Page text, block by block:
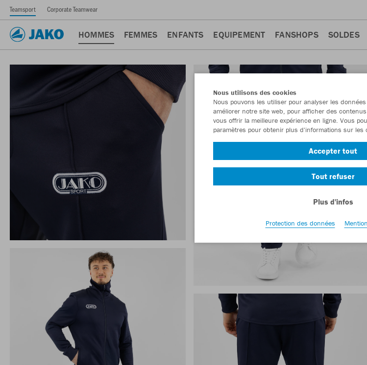
Teamsport Corporate Teamwear
HOMMES FEMMES ENFANTS EQUIPEMENT FANSHOPS SOLDES
Nous utilisons des cookies
Nous pouvons les utiliser pour analyser les
améliorer notre site web, pour afficher des
vous offrir la meilleure expérience en ligne. Vous
paramètres pour obtenir plus d'informations sur
Accepter tout
Tout refuser
Plus d'infos
Protection des données